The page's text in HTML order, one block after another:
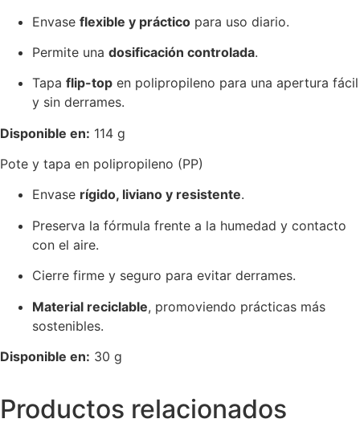
Envase flexible y práctico para uso diario.
Permite una dosificación controlada.
Tapa flip-top en polipropileno para una apertura fácil
y sin derrames.
Disponible en: 114 g
Pote y tapa en polipropileno (PP)
Envase rígido, liviano y resistente.
Preserva la fórmula frente a la humedad y contacto
con el aire.
Cierre firme y seguro para evitar derrames.
Material reciclable, promoviendo prácticas más
sostenibles.
Disponible en: 30 g
Productos relacionados